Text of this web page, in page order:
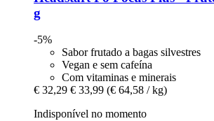
g
-5%
Sabor frutado a bagas silvestres
Vegan e sem cafeína
Com vitaminas e minerais
€ 32,29 € 33,99 (€ 64,58 / kg)
Indisponível no momento